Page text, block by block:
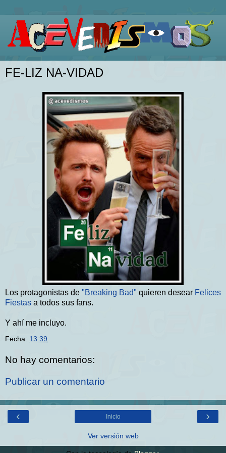
FE-LIZ NA-VIDAD
Los protagonistas de "Breaking Bad" quieren desear Felices
Fiestas a todos sus fans.
Y ahí me incluyo.
Fecha: 13:39
No hay comentarios:
Publicar un comentario
‹ ›
Inicio
Ver versión web